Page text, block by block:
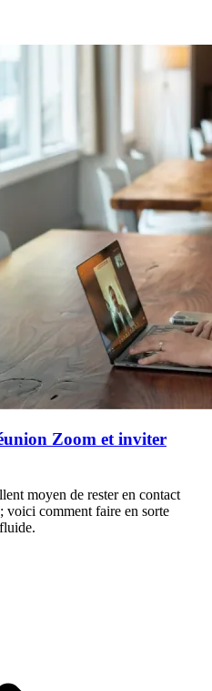
Zoom et inviter
moyen de rester en contact
voici comment faire en sorte